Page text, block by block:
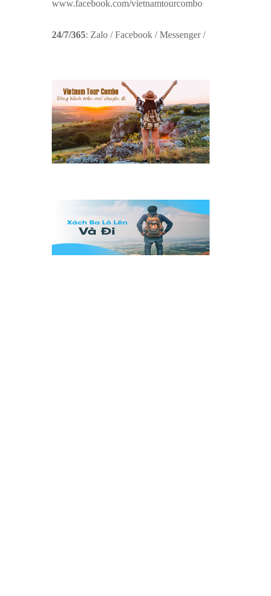
www.facebook.com/vietnamtourcombo
24/7/365: Zalo / Facebook / Messenger /